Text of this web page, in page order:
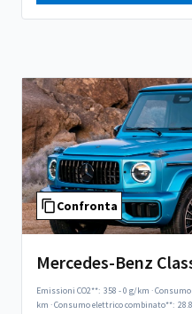
Confronta
Mercedes-Benz
Emissioni CO2**: 358 - 0 g/km ·
km ·Consumo elettrico combinato**: